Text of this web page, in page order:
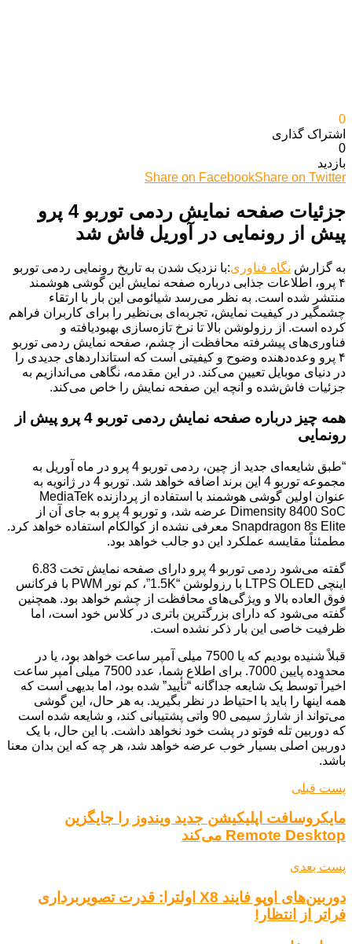
0
اشتراک گذاری‌
0
بازدید
Share on FacebookShare on Twitter
جزئیات صفحه نمایش ردمی توربو 4 پرو
پیش از رونمایی در آوریل فاش شد
به گزارش نگاه فناوری:با نزدیک شدن به تاریخ رونمایی ردمی توربو
۴ پرو، اطلاعات جذابی درباره صفحه نمایش این گوشی هوشمند
منتشر شده است. به نظر می‌رسد شیائومی این بار با ارتقاء
چشمگیر در کیفیت نمایش، تجربه‌ای بی‌نظیر را برای کاربران فراهم
کرده است. از رزولوشن بالا تا نرخ تازه‌سازی بهبودیافته و
فناوری‌های پیشرفته محافظت از چشم، صفحه نمایش ردمی توربو
۴ پرو وعده‌دهنده وضوح و کیفیتی است که استانداردهای جدیدی را
در دنیای موبایل تعیین می‌کند. در این مقدمه، نگاهی می‌اندازیم به
جزئیات فاش‌شده و آنچه این صفحه نمایش را خاص می‌کند.
همه چیز درباره صفحه نمایش ردمی توربو 4 پرو پیش از
رونمایی
“طبق شایعه‌ای جدید از چین، ردمی توربو 4 پرو در ماه آوریل به
مجموعه توربو 4 این برند اضافه خواهد شد. توربو 4 در ژانویه به
عنوان اولین گوشی هوشمند با استفاده از پردازنده MediaTek
Dimensity 8400 SoC عرضه شد، و توربو 4 پرو به جای آن از
Snapdragon 8s Elite معرفی نشده از کوالکام استفاده خواهد کرد.
مطمئناً مقایسه عملکرد این دو جالب خواهد بود.
گفته می‌شود ردمی توربو 4 پرو دارای صفحه نمایش تخت 6.83
اینچی LTPS OLED با رزولوشن “1.5K”، کم نور PWM با فرکانس
فوق العاده بالا و ویژگی‌های محافظت از چشم خواهد بود. همچنین
گفته می‌شود که دارای بزرگترین باتری در کلاس خود است، اما
ظرفیت خاصی این بار ذکر نشده است.
قبلاً شنیده بودیم که یا 7500 میلی آمپر ساعت خواهد بود، یا در
محدوده پایین 7000. برای اطلاع شما، عدد 7500 میلی آمپر ساعت
اخیراً توسط یک شایعه جداگانه “تأیید” شده بود، اما بدیهی است که
همه اینها را باید با احتیاط در نظر بگیرید. به هر حال، این گوشی
می‌تواند از شارژ سیمی 90 واتی پشتیبانی کند، و شایعه شده است
که دوربین تله فوتو در پشت خود نخواهد داشت. با این حال، با یک
دوربین اصلی بسیار خوب عرضه خواهد شد، هر چه که این بدان معنا
باشد.
پست قبلی
مایکروسافت اپلیکیشن جدید ویندوز را جایگزین
Remote Desktop می‌کند
پست بعدی
دوربین‌های اوپو فایند X8 اولترا: قدرت تصویربرداری
فراتر از انتظار!